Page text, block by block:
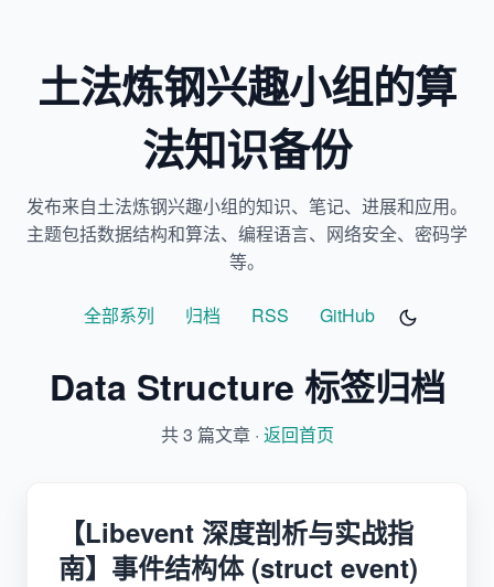
土法炼钢兴趣小组的算
法知识备份
发布来自土法炼钢兴趣小组的知识、笔记、进展和应用。
主题包括数据结构和算法、编程语言、网络安全、密码学
等。
全部系列 归档 RSS GitHub
Data Structure 标签归档
共 3 篇文章 · 返回首页
【Libevent 深度剖析与实战指
南】事件结构体 (struct event)